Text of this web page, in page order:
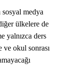
sosyal medya
ülkelere de
yalnızca ders
ve okul sonrası